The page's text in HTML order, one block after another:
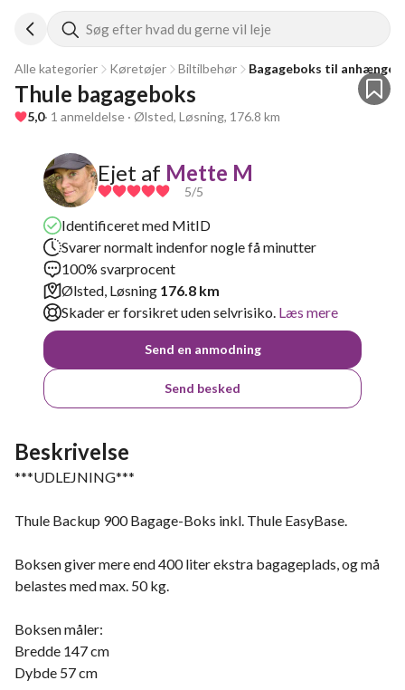
Søg efter hvad du gerne vil leje
Alle kategorier Køretøjer Biltilbehør Bagageboks til
Thule bagageboks
5,0· 1 anmeldelse · Ølsted, Løsning, 176.8 km
Ejet af Mette M
5/5
Identificeret med MitID
Svarer normalt indenfor nogle få minutter
100% svarprocent
Ølsted, Løsning 176.8 km
Skader er forsikret uden selvrisiko. Læs mere
Send en anmodning
Send besked
Beskrivelse
***UDLEJNING***
Thule Backup 900 Bagage-Boks inkl. Thule EasyBase.
Boksen giver mere end 400 liter ekstra bagageplads, og må
belastes med max. 50 kg.
Boksen måler:
Bredde 147 cm
Dybde 57 cm